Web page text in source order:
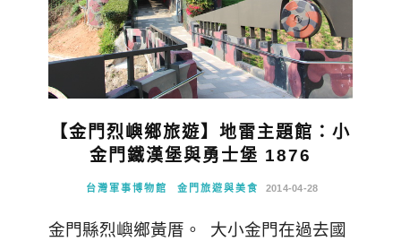
【金門烈嶼鄉旅遊】地雷主題館：小
金門鐵漢堡與勇士堡 1876
台灣軍事博物館 金門旅遊與美食 2014-04-28
金門縣烈嶼鄉黃厝。 大小金門在過去國